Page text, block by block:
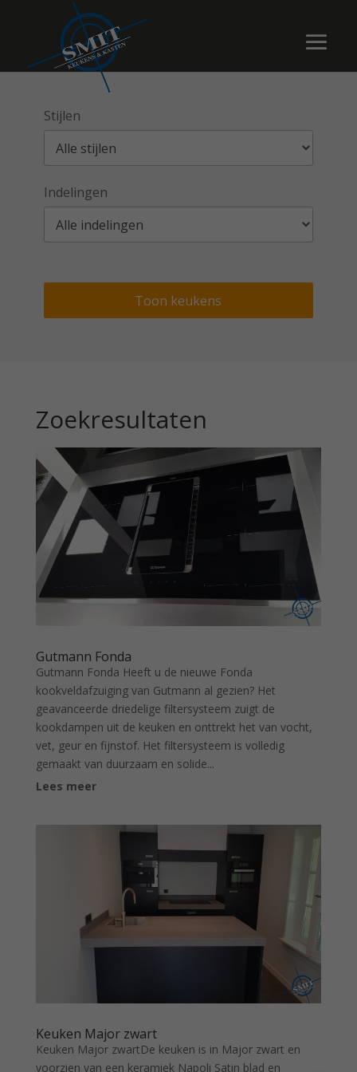
Stijlen
Indelingen
Zoekresultaten
Gutmann Fonda
Gutmann Fonda Heeft u de nieuwe Fonda
kookveldafzuiging van Gutmann al gezien? Het
geavanceerde driedelige filtersysteem zuigt de
kookdampen uit de keuken en onttrekt het van vocht,
vet, geur en fijnstof. Het filtersysteem is volledig
gemaakt van duurzaam en solide...
Lees meer
Keuken Major zwart
Keuken Major zwartDe keuken is in Major zwart en
voorzien van een keramiek Napoli Satin blad en